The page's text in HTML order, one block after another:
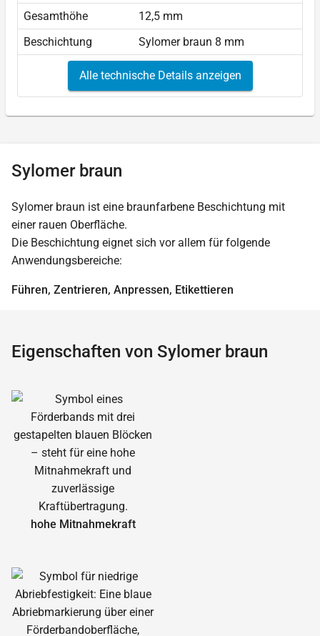
Gesamthöhe
12,5 mm
Beschichtung
Sylomer braun 8 mm
Alle technische Details anzeigen
Sylomer braun
Sylomer braun ist eine braunfarbene Beschichtung mit
einer rauen Oberfläche.
Die Beschichtung eignet sich vor allem für folgende
Anwendungsbereiche:
Führen, Zentrieren, Anpressen, Etikettieren
Eigenschaften von Sylomer braun
hohe Mitnahmekraft